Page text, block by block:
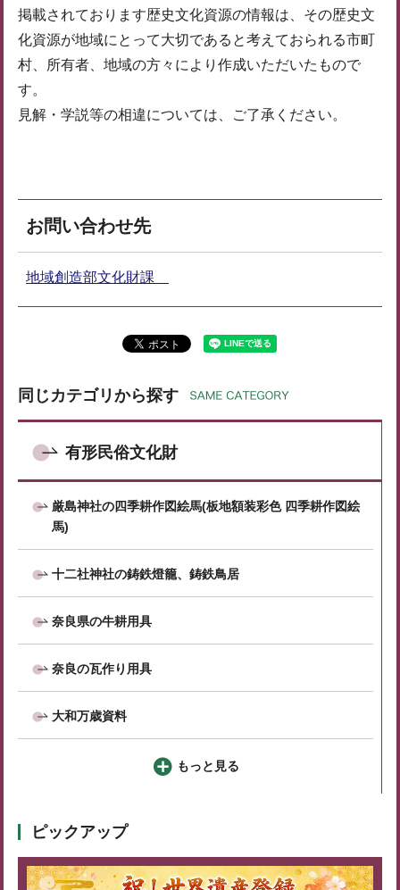
掲載されております歴史文化資源の情報は、その歴史文
化資源が地域にとって大切であると考えておられる市町
村、所有者、地域の方々により作成いただいたもので
す。
見解・学説等の相違については、ご了承ください。
お問い合わせ先
地域創造部文化財課
同じカテゴリから探す
有形民俗文化財
厳島神社の四季耕作図絵馬(板地額装彩色 四季耕作図絵
馬)
十二社神社の鋳鉄燈籠、鋳鉄鳥居
奈良県の牛耕用具
奈良の瓦作り用具
大和万歳資料
もっと見る
ピックアップ